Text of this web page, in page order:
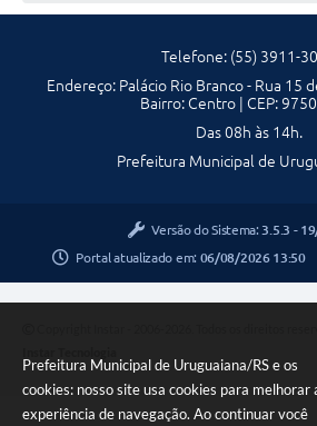
Prefeitura Municipal de Uruguaiana/RS e os
cookies: nosso site usa cookies para melhorar
experiência de navegação. Ao continuar você
Telefone: (55) 3911-
Endereço: Palácio Rio Branco - Rua 15
Bairro: Centro | CEP:
Das 08h às 14h.
Prefeitura Municipal de
Versão do Sistema: 3.5.3 -
Portal atualizado em: 06/08/2026 13:50